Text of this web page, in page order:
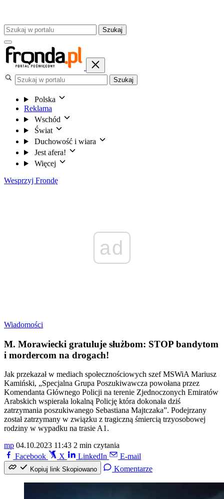
Szukaj
Szukaj
Polska
Reklama
Wschód
Świat
Duchowość i wiara
Jest afera!
Więcej
Wesprzyj Frondę
ad
Wiadomości
M. Morawiecki gratuluje służbom: STOP bandytom
i mordercom na drogach!
Jak przekazał w mediach społecznościowych szef MSWiA Mariusz
Kamiński, „Specjalna Grupa Poszukiwawcza powołana przez
Komendanta Głównego Policji na terenie Zjednoczonych Emiratów
Arabskich wspierała lokalną Policję która dokonała dziś
zatrzymania poszukiwanego Sebastiana Majtczaka”. Podejrzany
został zatrzymany w związku z tragiczną śmiercią trzyosobowej
rodziny w wypadku na trasie A1.
mp 04.10.2023 11:43 2 min czytania
Facebook
X LinkedIn E-mail
Kopiuj link Skopiowano Komentarze